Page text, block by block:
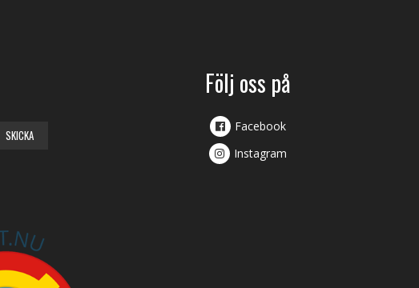
SKICKA
Följ oss på
Facebook
Instagram